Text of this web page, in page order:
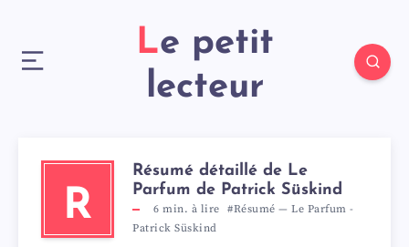
Le petit
lecteur
R
Résumé détaillé de Le
Parfum de Patrick Süskind
6 min. à lire #Résumé — Le Parfum -
Patrick Süskind